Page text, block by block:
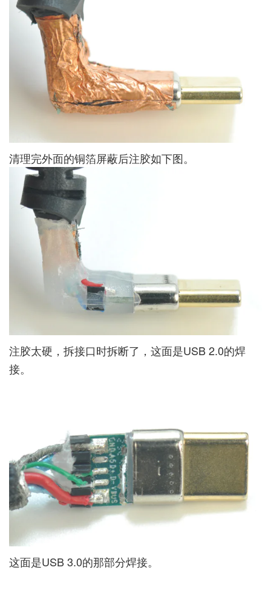
清理完外面的铜箔屏蔽后注胶如下图。
注胶太硬，拆接口时拆断了，这面是USB 2.0的焊
接。
这面是USB 3.0的那部分焊接。